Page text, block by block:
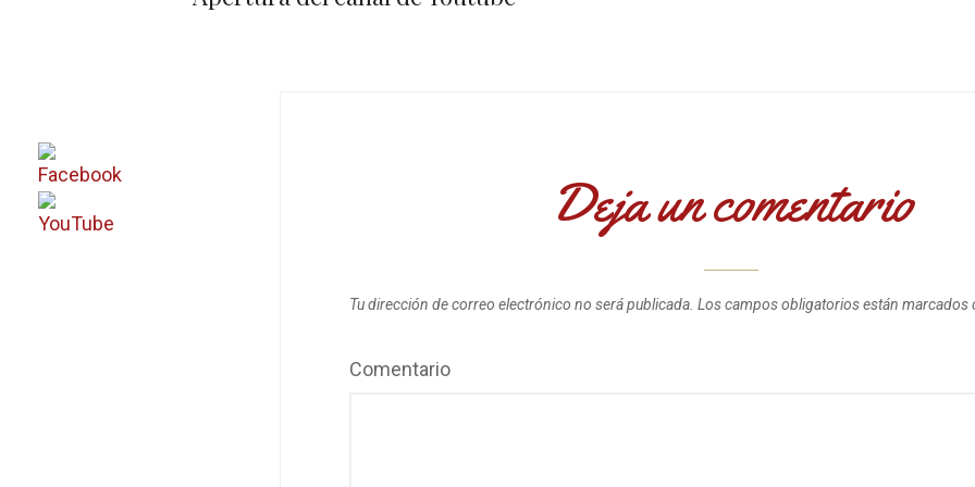
Deja un comentario
Tu dirección de correo electrónico no será publicada. Los campos obligatorios están marcados
Comentario